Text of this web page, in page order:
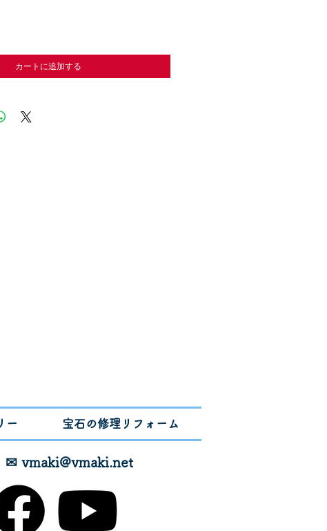
カートに追加する
ー 宝石の修理リフォーム
✉ vmaki@vmaki.net